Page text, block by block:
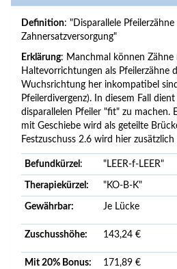
Definition: "Disparallele
Zahnersatzversorgung"
Erklärung: Manchmal können Zähne
Haltevorrichtungen als Pfeilerzähne
Wuchsrichtung her inkompatibel
Pfeilerdivergenz). In diesem Fall
disparallelen Pfeiler "fit" zu machen.
mit Geschiebe wird als geteilte
Festzuschuss 2.6 wird hier
Befundkürzel : "LEER-f-LEER"
Therapiekürzel: "KO-B-K"
Gewährbar: Je Lücke
Zuschusshöhe: 143,24 €
Mit 20% Bonus: 171,89 €